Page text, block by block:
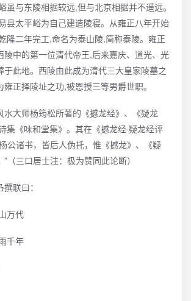
虽与东陵相据较远,但与北京相据并不遥远。
县太平峪为自己建造陵寝。从雍正八年开始
隆二年完工,命名为泰山陵,简称泰陵。雍正
陵中的第一位清代帝王,后来嘉庆、道光、光
于此地。西陵由此成为清代三大皇家陵墓之
正择陵址之功,被恩授三等男爵世职。
水大师杨筠松所著的《撼龙经》、《疑龙
集《味和堂集》。其在《撼龙经·疑龙经评
公诸书，皆后人伪托，惟《撼龙》、《疑
（三口居士注：极为赞同此论断）
联曰：
万代
千年